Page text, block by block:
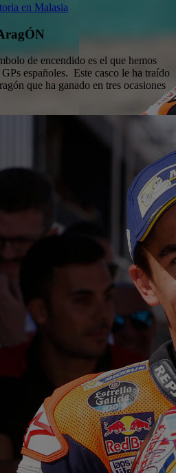
en Malasia
de encendido es el que hemos
españoles. Este casco le ha traído
que ha ganado en tres ocasiones